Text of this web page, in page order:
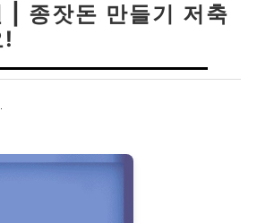
종잣돈 만들기 저축